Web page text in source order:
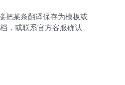
把某条翻译保存为模板或
，或联系官方客服确认